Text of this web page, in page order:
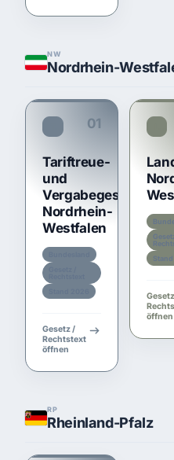
NW
Nordrhein-
01
Tariftreue-
und
Vergabegesetz
Nordrhein-
Westfalen
Gesetz /
Rechtstext
öffnen
öffnen
RP
Rheinland-Pfalz